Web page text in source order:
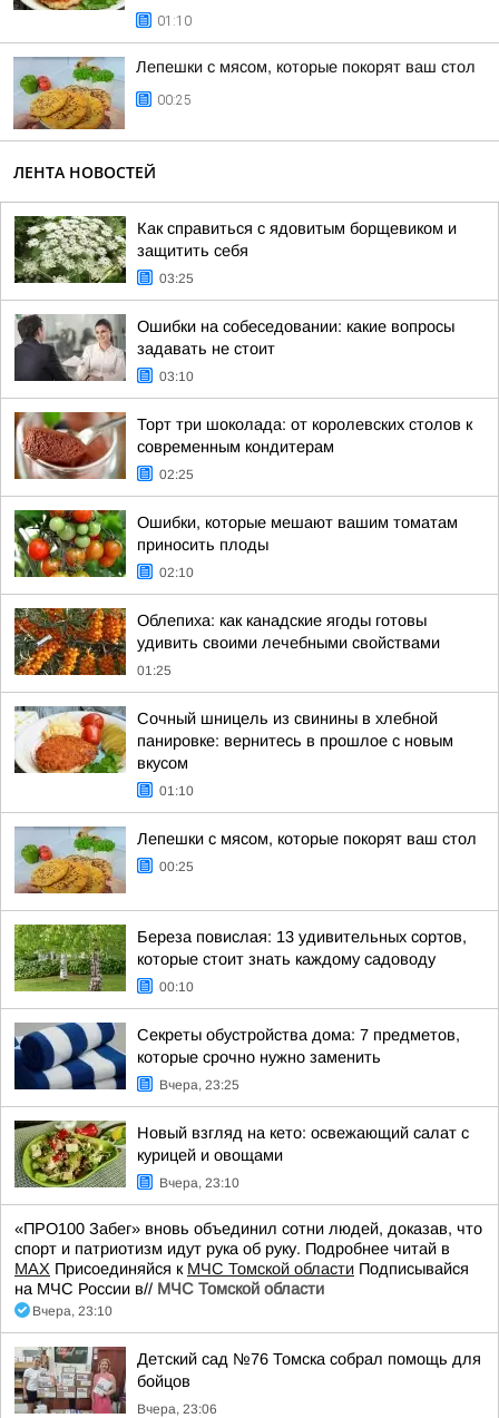
01:10
Лепешки с мясом, которые покорят ваш стол
00:25
ЛЕНТА НОВОСТЕЙ
Как справиться с ядовитым борщевиком и
защитить себя
03:25
Ошибки на собеседовании: какие вопросы
задавать не стоит
03:10
Торт три шоколада: от королевских столов к
современным кондитерам
02:25
Ошибки, которые мешают вашим томатам
приносить плоды
02:10
Облепиха: как канадские ягоды готовы
удивить своими лечебными свойствами
01:25
Сочный шницель из свинины в хлебной
панировке: вернитесь в прошлое с новым
вкусом
01:10
Лепешки с мясом, которые покорят ваш стол
00:25
Береза повислая: 13 удивительных сортов,
которые стоит знать каждому садоводу
00:10
Секреты обустройства дома: 7 предметов,
которые срочно нужно заменить
Вчера, 23:25
Новый взгляд на кето: освежающий салат с
курицей и овощами
Вчера, 23:10
«ПРО100 Забег» вновь объединил сотни людей, доказав, что
спорт и патриотизм идут рука об руку. Подробнее читай в
МАХ Присоединяйся к МЧС Томской области Подписывайся
на МЧС России в// МЧС Томской области
Вчера, 23:10
Детский сад №76 Томска собрал помощь для
бойцов
Вчера, 23:06